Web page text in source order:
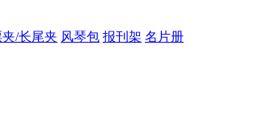
/长尾夹 风琴包 报刊架 名片册